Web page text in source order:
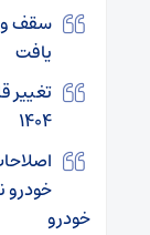
سقف
یافت
تغییر
۱۴۰۴
خودرو